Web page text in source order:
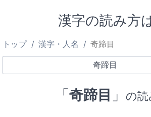
漢字の読み方
トップ 漢字・人名 奇蹄目
「奇蹄目 」 の